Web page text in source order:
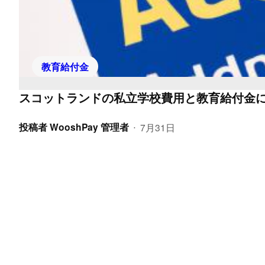
教育給付金
スコットランドの私立学校費用と教育給付金
投稿者WooshPay 管理者 • 7月31日